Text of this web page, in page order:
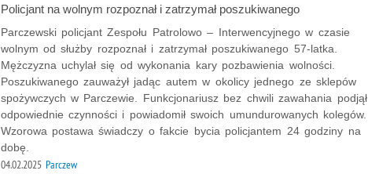
Policjant na wolnym rozpoznał i zatrzymał poszukiwanego
Parczewski policjant Zespołu Patrolowo – Interwencyjnego w czasie
wolnym od służby rozpoznał i zatrzymał poszukiwanego 57-latka.
Mężczyzna uchylał się od wykonania kary pozbawienia wolności.
Poszukiwanego zauważył jadąc autem w okolicy jednego ze sklepów
spożywczych w Parczewie. Funkcjonariusz bez chwili zawahania podjął
odpowiednie czynności i powiadomił swoich umundurowanych kolegów.
Wzorowa postawa świadczy o fakcie bycia policjantem 24 godziny na
dobę.
04.02.2025 Parczew